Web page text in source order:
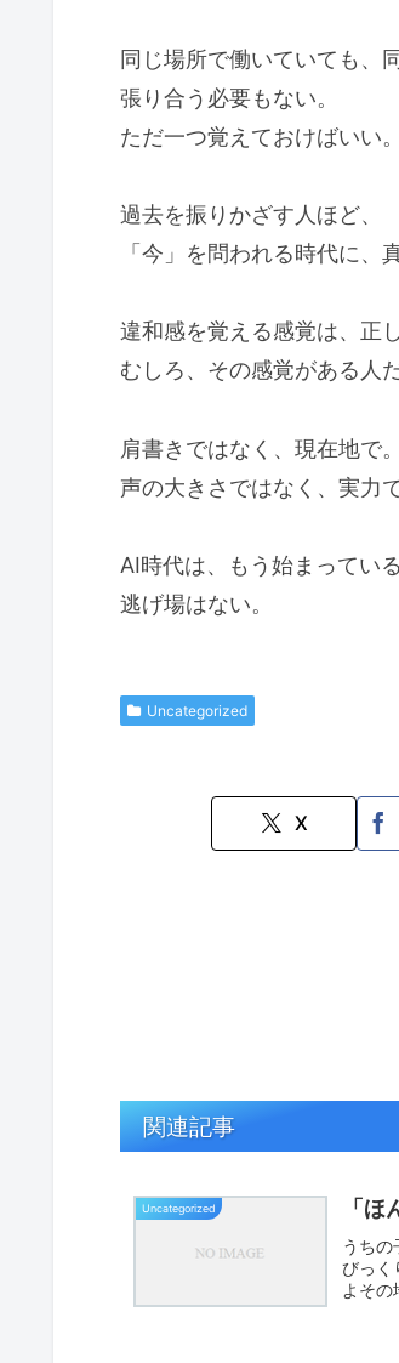
同じ場所で働いていても、
張り合う必要もない。
ただ一つ覚えておけばいい。
過去を振りかざす人ほど、
「今」を問われる時代に、
違和感を覚える感覚は、正し
むしろ、その感覚がある人
肩書きではなく、現在地で。
声の大きさではなく、実力で
AI時代は、もう始まっている
逃げ場はない。
Uncategorized
X
関連記事
Uncategorized 「
うち
びっく
よそ